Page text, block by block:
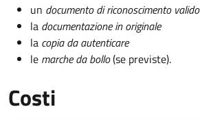
un documento di riconoscimento valido
la documentazione in originale
la copia da autenticare
le marche da bollo(se previste).
Costi